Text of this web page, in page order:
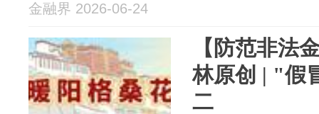
金融界 2026-06-24
【防范非法
林原创 | "假
二